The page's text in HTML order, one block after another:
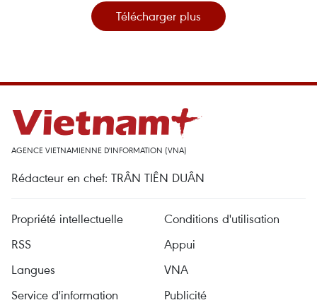
Télécharger plus
AGENCE VIETNAMIENNE D'INFORMATION (VNA)
Rédacteur en chef: TRÂN TIÊN DUÂN
Propriété intellectuelle
Conditions d'utilisation
RSS
Appui
Langues
VNA
Service d'information
Publicité